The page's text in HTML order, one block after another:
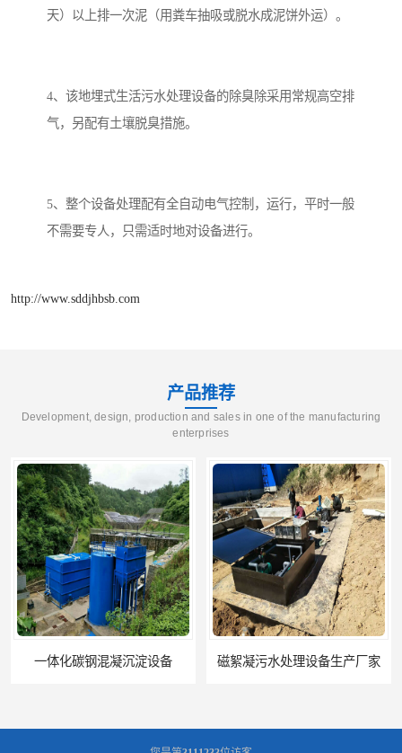
天）以上排一次泥（用粪车抽吸或脱水成泥饼外运）。
4、该地埋式生活污水处理设备的除臭除采用常规高空排
气，另配有土壤脱臭措施。
5、整个设备处理配有全自动电气控制，运行，平时一般
不需要专人，只需适时地对设备进行。
http://www.sddjhbsb.com
产品推荐
Development, design, production and sales in one of the manufacturing
enterprises
化碳钢混凝沉淀设备 磁絮凝污水处理设备生产厂家